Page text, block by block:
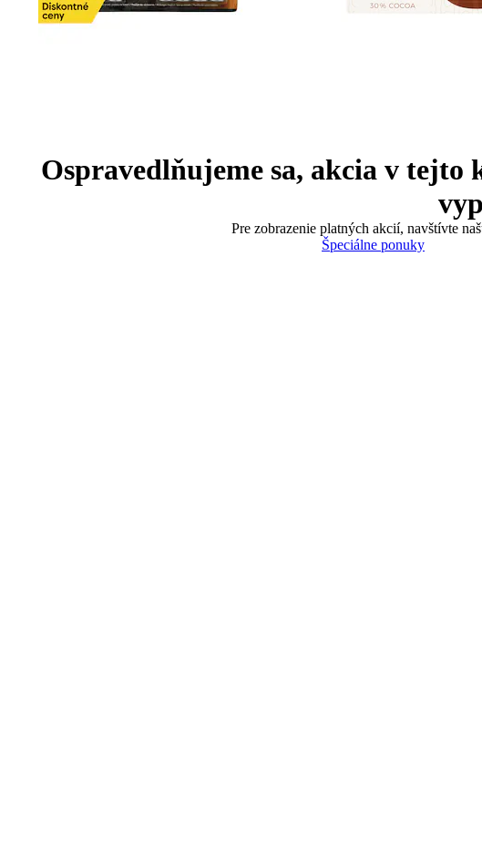
Ospravedlňujeme sa, akcia v
Pre zobrazenie platných akcií, navštívte
Špeciálne ponuky